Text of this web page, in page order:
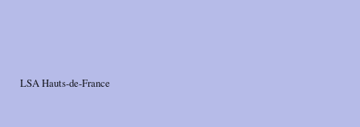
LSA Hauts-de-France